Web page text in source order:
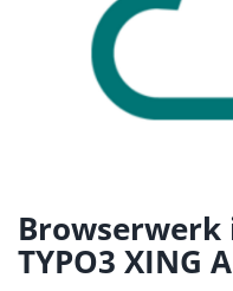
TYPO3 XING